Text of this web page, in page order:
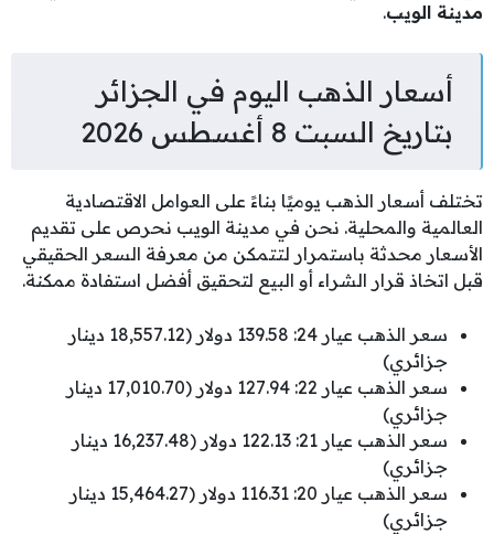
مدينة الويب.
أسعار الذهب اليوم في الجزائر
بتاريخ السبت 8 أغسطس 2026
تختلف أسعار الذهب يوميًا بناءً على العوامل الاقتصادية
العالمية والمحلية. نحن في مدينة الويب نحرص على تقديم
الأسعار محدثة باستمرار لتتمكن من معرفة السعر الحقيقي
قبل اتخاذ قرار الشراء أو البيع لتحقيق أفضل استفادة ممكنة.
سعر الذهب عيار 24: 139.58 دولار (18,557.12 دينار
جزائري)
سعر الذهب عيار 22: 127.94 دولار (17,010.70 دينار
جزائري)
سعر الذهب عيار 21: 122.13 دولار (16,237.48 دينار
جزائري)
سعر الذهب عيار 20: 116.31 دولار (15,464.27 دينار
جزائري)